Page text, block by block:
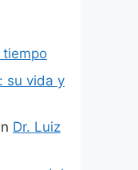
tiempo
su vida y
Dr. Luiz